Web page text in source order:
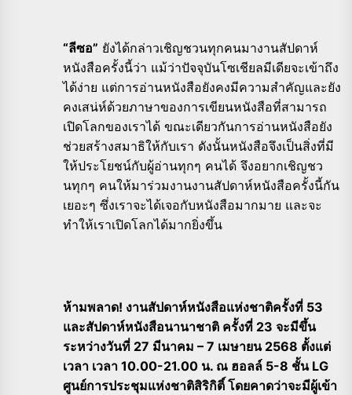
“ลีซอ” ยังได้กล่าวเชิญชวนทุกคนมางานสัปดาห์
หนังสือครั้งนี้ว่า แม้ว่าปัจจุบันโซเชียลมีเดียจะเข้าถึง
ได้ง่าย แต่การอ่านหนังสือยังคงมีความสำคัญและยัง
คงเสน่ห์ด้วยภาษาของการเขียนหนังสือที่สามารถ
เปิดโลกของเราได้ ขณะเดียวกันการอ่านหนังสือยัง
ช่วยสร้างสมาธิให้กับเรา ดังนั้นหนังสือจึงเป็นสิ่งที่มี
ให้ประโยชน์กับผู้อ่านทุกๆ คนได้ จึงอยากเชิญชว
นทุกๆ คนให้มาร่วมงานงานสัปดาห์หนังสือครั้งนี้กัน
เยอะๆ ซึ่งเราจะได้เจอกับหนังสือมากมาย และจะ
ทำให้เราเปิดโลกได้มากยิ่งขึ้น
ห้ามพลาด! งานสัปดาห์หนังสือแห่งชาติครั้งที่ 53
และสัปดาห์หนังสือนานาชาติ ครั้งที่ 23 จะมีขึ้น
ระหว่างวันที่ 27 มีนาคม – 7 เมษายน 2568 ตั้งแต่
เวลา เวลา 10.00-21.00 น. ณ ฮอลล์ 5-8 ชั้น LG
ศูนย์การประชุมแห่งชาติสิริกิติ์ โดยคาดว่าจะมีผู้เข้า